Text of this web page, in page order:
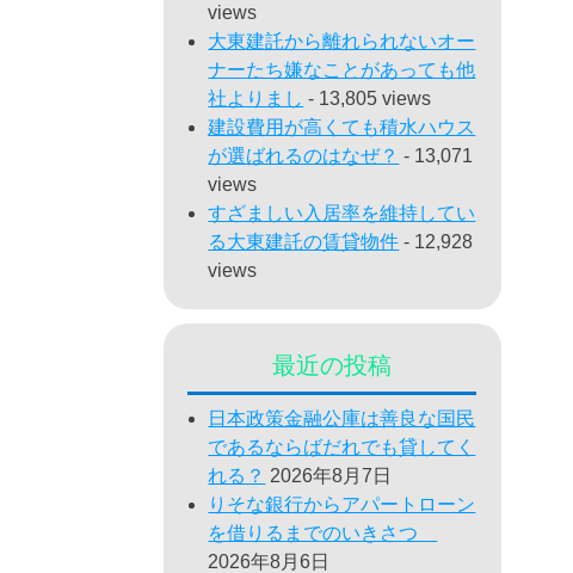
views
大東建託から離れられないオー
ナーたち嫌なことがあっても他
社よりまし - 13,805 views
建設費用が高くても積水ハウス
が選ばれるのはなぜ？ - 13,071
views
すざましい入居率を維持してい
る大東建託の賃貸物件 - 12,928
views
最近の投稿
日本政策金融公庫は善良な国民
であるならばだれでも貸してく
れる？ 2026年8月7日
りそな銀行からアパートローン
を借りるまでのいきさつ
2026年8月6日